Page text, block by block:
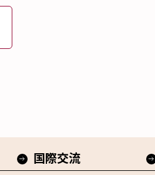
国際交流